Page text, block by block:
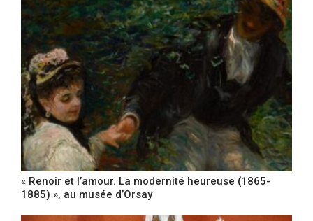
« Renoir et l’amour. La modernité heureuse (1865-
1885) », au musée d’Orsay